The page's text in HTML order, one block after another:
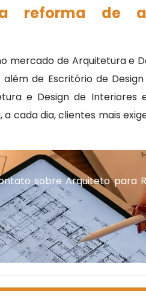
reforma de
mercado de Arquitetura
de Escritório de
e Design de
cada dia, clientes mais
sobre Arquiteto para